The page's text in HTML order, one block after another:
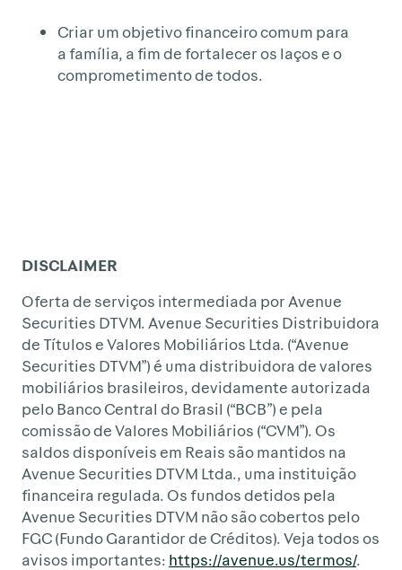
Criar um objetivo financeiro comum para
a família, a fim de fortalecer os laços e o
comprometimento de todos.
DISCLAIMER
Oferta de serviços intermediada por Avenue
Securities DTVM. Avenue Securities Distribuidora
de Títulos e Valores Mobiliários Ltda. (“Avenue
Securities DTVM”) é uma distribuidora de valores
mobiliários brasileiros, devidamente autorizada
pelo Banco Central do Brasil (“BCB”) e pela
comissão de Valores Mobiliários (“CVM”). Os
saldos disponíveis em Reais são mantidos na
Avenue Securities DTVM Ltda., uma instituição
financeira regulada. Os fundos detidos pela
Avenue Securities DTVM não são cobertos pelo
FGC (Fundo Garantidor de Créditos). Veja todos os
avisos importantes: https://avenue.us/termos/.